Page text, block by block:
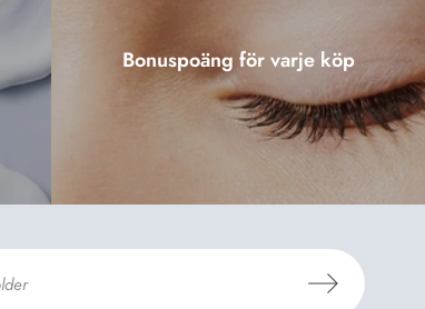
Bonuspoäng för varje köp